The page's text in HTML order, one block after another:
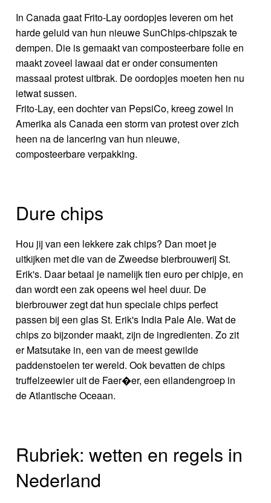
In Canada gaat Frito-Lay oordopjes leveren om het
harde geluid van hun nieuwe SunChips-chipszak te
dempen. Die is gemaakt van composteerbare folie en
maakt zoveel lawaai dat er onder consumenten
massaal protest uitbrak. De oordopjes moeten hen nu
ietwat sussen.
Frito-Lay, een dochter van PepsiCo, kreeg zowel in
Amerika als Canada een storm van protest over zich
heen na de lancering van hun nieuwe,
composteerbare verpakking.
Dure chips
Hou jij van een lekkere zak chips? Dan moet je
uitkijken met die van de Zweedse bierbrouwerij St.
Erik's. Daar betaal je namelijk tien euro per chipje, en
dan wordt een zak opeens wel heel duur. De
bierbrouwer zegt dat hun speciale chips perfect
passen bij een glas St. Erik's India Pale Ale. Wat de
chips zo bijzonder maakt, zijn de ingredienten. Zo zit
er Matsutake in, een van de meest gewilde
paddenstoelen ter wereld. Ook bevatten de chips
truffelzeewier uit de Faer�er, een eilandengroep in
de Atlantische Oceaan.
Rubriek: wetten en regels in
Nederland